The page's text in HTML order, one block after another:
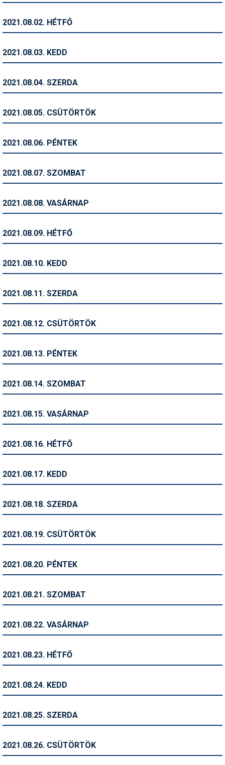
Ingatlan
Kerékpár
Magazinok
Pályázatok
Síbérletárak
Sífelszerelés
Símánia
Síszerviz
Snowboard
Szakértők
Telemark
Történelem
2021.08.02. HÉTFŐ
2021.08.03. KEDD
2021.08.04. SZERDA
2021.08.05. CSÜTÖRTÖK
2021.08.06. PÉNTEK
2021.08.07. SZOMBAT
2021.08.08. VASÁRNAP
2021.08.09. HÉTFŐ
2021.08.10. KEDD
2021.08.11. SZERDA
2021.08.12. CSÜTÖRTÖK
2021.08.13. PÉNTEK
2021.08.14. SZOMBAT
2021.08.15. VASÁRNAP
2021.08.16. HÉTFŐ
2021.08.17. KEDD
2021.08.18. SZERDA
2021.08.19. CSÜTÖRTÖK
2021.08.20. PÉNTEK
2021.08.21. SZOMBAT
2021.08.22. VASÁRNAP
2021.08.23. HÉTFŐ
2021.08.24. KEDD
2021.08.25. SZERDA
2021.08.26. CSÜTÖRTÖK